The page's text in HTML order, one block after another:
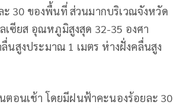
30 ของพื้นที่ ส่วนมากบริเวณจังหวัด
เซียส อุณหภูมิสูงสุด 32-35 องศา
นสูงประมาณ 1 เมตร ห่างฝั่งคลื่นสูง
อนเช้า โดยมีฝนฟ้าคะนองร้อยละ 30